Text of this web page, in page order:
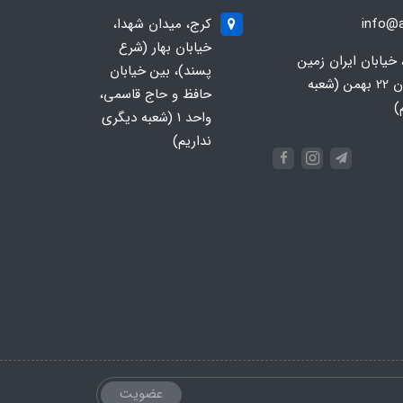
خیابان ایران زمین
جنوبی، خیابان 22 بهمن (شعبه
کرج، میدان شهدا،
خیابان بهار (شرع
پسند)، بین خیابان
حافظ و حاج قاسمی،
واحد ۱ (شعبه دیگری
نداریم)
عضویت